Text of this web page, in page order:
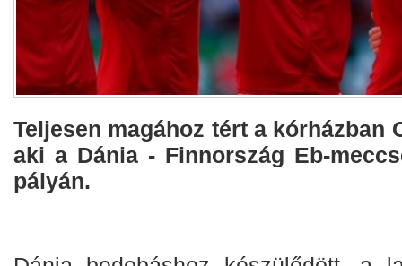
Teljesen magához tért a kórházban
aki a Dánia - Finnország Eb-
pályán.